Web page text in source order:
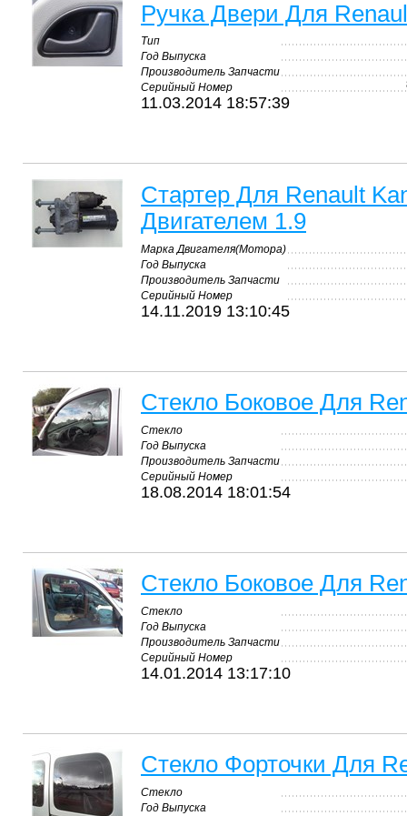
Ручка Двери Для
Тип
Год Выпуска
Производитель Запчасти
Серийный Номер
11.03.2014 18:57:39
Стартер Для Renault
Двигателем 1.9
Марка Двигателя(Мотора)
Год Выпуска
Производитель Запчасти
Серийный Номер
14.11.2019 13:10:45
Стекло Боковое Для
Стекло
Год Выпуска
Производитель Запчасти
Серийный Номер
18.08.2014 18:01:54
Стекло Боковое Для
Стекло
Год Выпуска
Производитель Запчасти
Серийный Номер
14.01.2014 13:17:10
Стекло Форточки Для
Стекло
Год Выпуска